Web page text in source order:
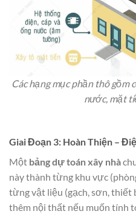
Các hạng mục phần thô gồm
nước, mặt
Giai Đoạn 3: Hoàn Thiện –
Một bảng dự toán xây nhà
này thành từng khu vực
từng vật liệu (gạch, sơn, thiết
thêm nội thất nếu muốn tính